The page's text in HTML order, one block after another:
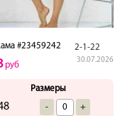
#23459242 2-1-22
30.07.2026
руб
Размеры
- +